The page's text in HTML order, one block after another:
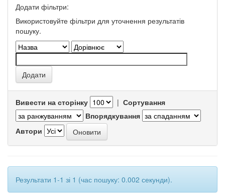
Додати фільтри:
Використовуйте фільтри для уточнення результатів
пошуку.
Вивести на сторінку | Сортування
Впорядкування
Автори
Результати 1-1 зі 1 (час пошуку: 0.002 секунди).